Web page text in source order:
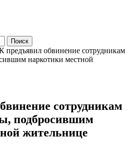
предъявил обвинение сотрудникам
наркотики местной
сотрудникам
подбросившим
жительнице